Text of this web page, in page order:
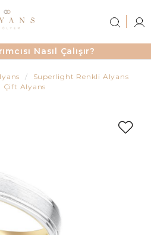
Nasıl Çalışır?
Superlight Renkli Alyans
Çift Alyans